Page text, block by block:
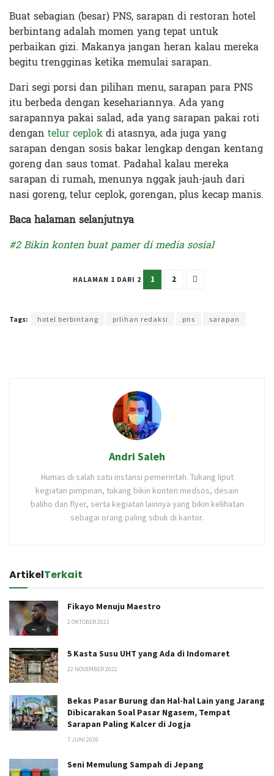
Buat sebagian (besar) PNS, sarapan di restoran hotel
berbintang adalah momen yang tepat untuk
perbaikan gizi. Makanya jangan heran kalau mereka
begitu trengginas ketika memulai sarapan.
Dari segi porsi dan pilihan menu, sarapan para PNS
itu berbeda dengan kesehariannya. Ada yang
sarapannya pakai salad, ada yang sarapan pakai roti
dengan telur ceplokdi atasnya, ada juga yang
sarapan dengan sosis bakar lengkap dengan kentang
goreng dan saus tomat. Padahal kalau mereka
sarapan di rumah, menunya nggak jauh-jauh dari
nasi goreng, telur ceplok, gorengan, plus kecap manis.
Baca halaman selanjutnya
#2 Bikin konten buat pamer di media sosial
HALAMAN 1 DARI 2 1 2
Tags: hotel berbintang pilihan redaksi pns sarapan
Andri Saleh
Humas di salah satu instansi pemerintah. Tukang liput
kegiatan pimpinan, tukang bikin konten medsos, desain
baliho dan flyer, serta kegiatan lainnya yang bikin kelihatan
sebagai orang paling sibuk di kantor.
ArtikelTerkait
Fikayo Menuju Maestro
2 OKTOBER 2021
5 Kasta Susu UHT yang Ada di Indomaret
22 NOVEMBER 2022
Bekas Pasar Burung dan Hal-hal Lain yang Jarang
Dibicarakan Soal Pasar Ngasem, Tempat
Sarapan Paling Kalcer di Jogja
7 JUNI 2026
Seni Memulung Sampah di Jepang